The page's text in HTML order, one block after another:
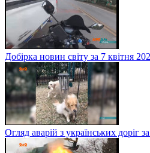
Добірка новин світу за 7 квітня
Огляд аварій з українських доріг